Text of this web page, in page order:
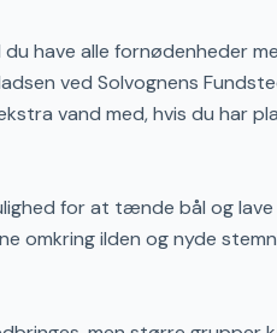
have alle fornødenheder
ved Solvognens
vand med, hvis du har
for at tænde bål og
omkring ilden og nyde